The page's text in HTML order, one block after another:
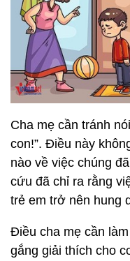
Cha mẹ cần tránh
con!”. Điều này
nào về việc chúng
cứu đã chỉ ra rằng
trẻ em trở nên hung
Điều cha mẹ cần
gắng giải thích cho